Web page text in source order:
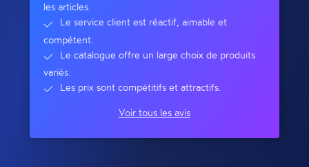
les articles.
Le service client est réactif, aimable et
compétent.
Le catalogue offre un large choix de produits
variés.
Les prix sont compétitifs et attractifs.
Voir tous les avis